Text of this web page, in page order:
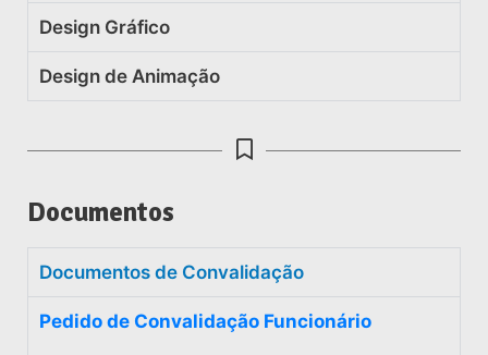
Design Gráfico
Design de Animação
Documentos
Documentos de Convalidação
Pedido de Convalidação Funcionário